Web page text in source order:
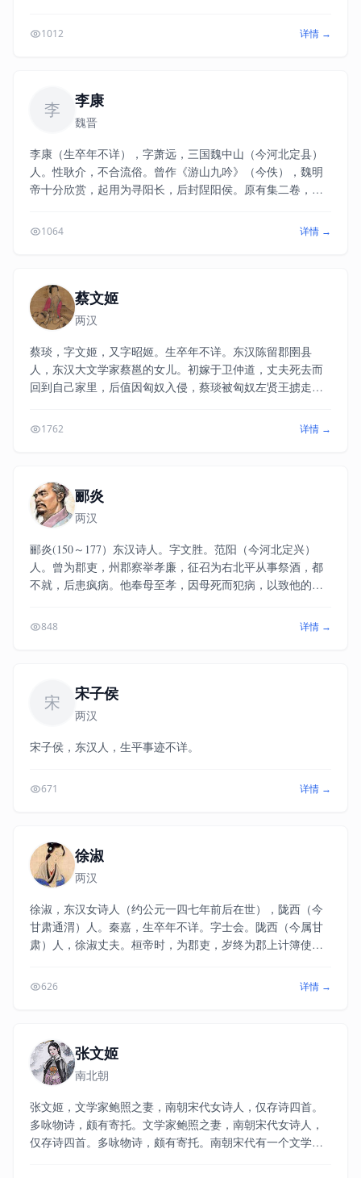
弗如，遂焚己稿。王延寿年仅20多岁溺死于湘水。他在辞赋
1012 详情 →
李 李康
魏晋
李康（生卒年不详），字萧远，三国魏中山（今河北定县）
人。性耿介，不合流俗。曾作《游山九吟》（今佚），魏明
帝十分欣赏，起用为寻阳长，后封陧阳侯。原有集二卷，已
但文笔流丽，其中“木秀于林，风必摧之；堆出于岸，流必湍
1064 详情 →
蔡文姬
两汉
蔡琰，字文姬，又字昭姬。生卒年不详。东汉陈留郡圉县
人，东汉大文学家蔡邕的女儿。初嫁于卫仲道，丈夫死去而
回到自己家里，后值因匈奴入侵，蔡琰被匈奴左贤王掳走，
方，用重金将蔡琰赎回，并将其嫁给董祀。蔡琰同时擅长文
但“文姬归汉”的故事却在历朝历代被广为流传。
1762 详情 →
郦炎
两汉
郦炎(150～177）东汉诗人。字文胜。范阳（今河北定兴）
人。曾为郡吏，州郡察举孝廉，征召为右北平从事祭酒，都
不就，后患疯病。他奉母至孝，因母死而犯病，以致他的正
848 详情 →
宋 宋子侯
两汉
宋子侯，东汉人，生平事迹不详。
671 详情 →
徐淑
两汉
徐淑，东汉女诗人（约公元一四七年前后在世），陇西（今
甘肃通渭）人。秦嘉，生卒年不详。字士会。陇西（今属甘
肃）人，徐淑丈夫。桓帝时，为郡吏，岁终为郡上计簿使赴
（《补续汉书艺文志》）所作今存《答秦嘉诗》一首及答书
626 详情 →
张文姬
南北朝
张文姬，文学家鲍照之妻，南朝宋代女诗人，仅存诗四首。
多咏物诗，颇有寄托。文学家鲍照之妻，南朝宋代女诗人，
仅存诗四首。多咏物诗，颇有寄托。南朝宋代有一个文学家